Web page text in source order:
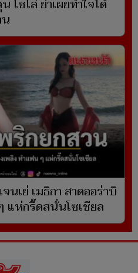
โซโล่ ย่าเผยทำใจได้
นเย่ เมธิกา สาดออร่าบิ
แห่กรี๊ดสนั่นโซเชียล